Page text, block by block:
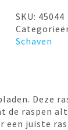
plakjes
Microplane
aantal
SKU: 45044
Schaven
Deze
de raspen
een juiste